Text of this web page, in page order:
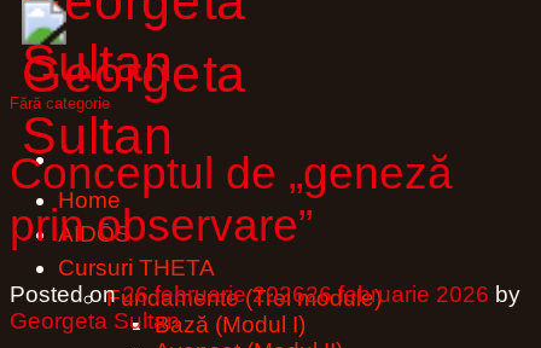
Home
AIDŌS
Cursuri THETA
Fundamente (Trei module)
Bază (Modul I)
Fără categorie
Conceptul de „geneză
prin observare”
Posted on26 februarie 202626 februarie 2026 by
Georgeta Sultan